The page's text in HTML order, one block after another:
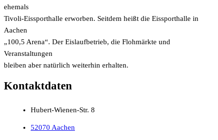
ehemals
Tivoli-Eissporthalle erworben. Seitdem heißt die Eissporthalle in
Aachen
„100,5 Arena“. Der Eislaufbetrieb, die Flohmärkte und
Veranstaltungen
bleiben aber natürlich weiterhin erhalten.
Kontaktdaten
Hubert-Wienen-Str. 8
52070 Aachen